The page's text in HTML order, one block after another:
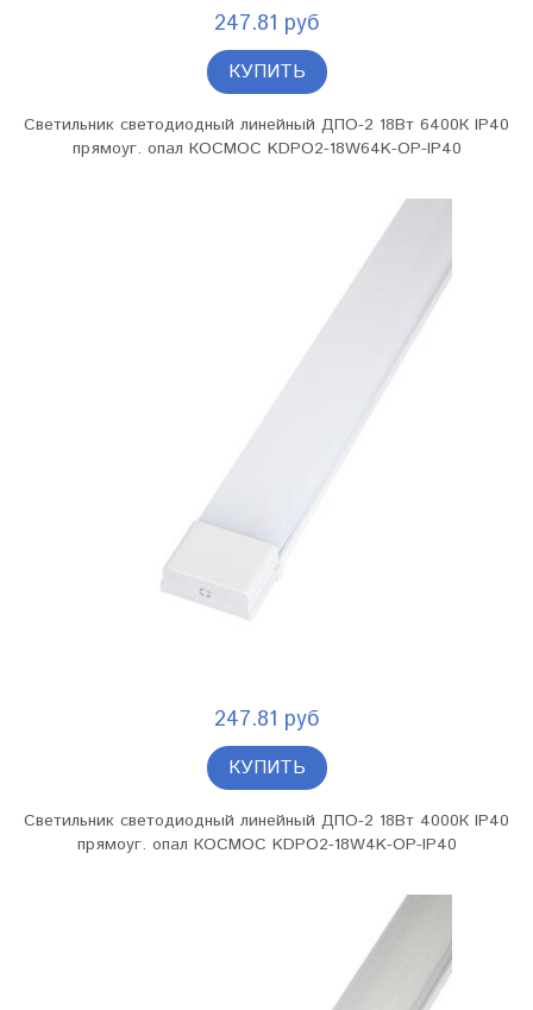
247.81 руб
КУПИТЬ
Светильник светодиодный линейный ДПО-2 18Вт 6400К IP40
прямоуг. опал КОСМОС KDPO2-18W64K-OP-IP40
247.81 руб
КУПИТЬ
Светильник светодиодный линейный ДПО-2 18Вт 4000К IP40
прямоуг. опал КОСМОС KDPO2-18W4K-OP-IP40